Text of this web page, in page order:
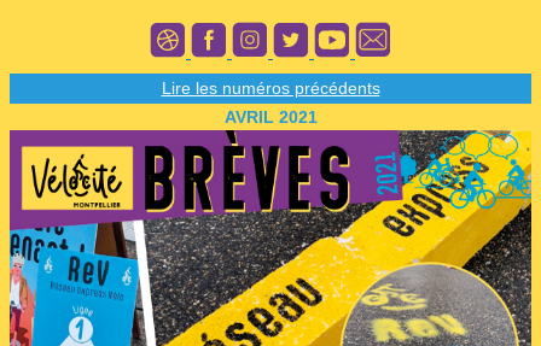
Lire les numéros précédents
AVRIL 2021